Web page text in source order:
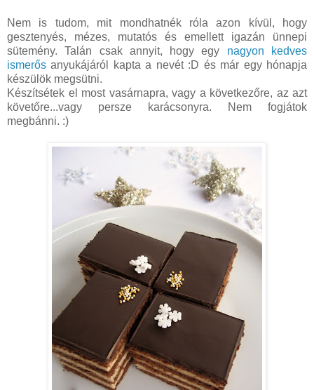
Nem is tudom, mit mondhatnék róla azon kívül, hogy
gesztenyés, mézes, mutatós és emellett igazán ünnepi
sütemény. Talán csak annyit, hogy egy nagyon kedves
ismerős anyukájáról kapta a nevét :D és már egy hónapja
készülök megsütni.
Készítsétek el most vasárnapra, vagy a következőre, az azt
követőre...vagy persze karácsonyra. Nem fogjátok
megbánni. :)